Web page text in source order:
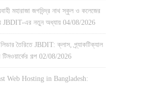
মহারাজা জগদিন্দ্র নাথ স্কুল ও কলেজের
JBDIT-এর নতুন অধ্যায় 04/08/2026
তৈরিতে JBDIT: ক্লাস, প্র্যাকটিক্যাল
গল্প 02/08/2026
Web Hosting in Bangladesh: